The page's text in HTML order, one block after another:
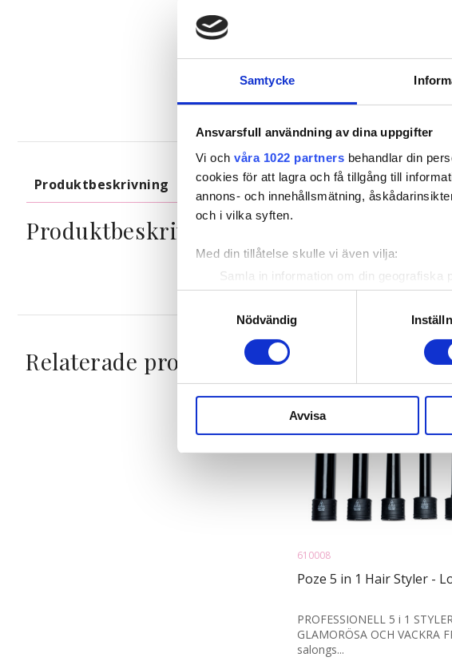
Samtycke
Ansvarsfull användning av dina uppgifter
Vi och våra 1022 partners behandlar din
cookies för att lagra och få tillgång till
annons- och innehållsmätning,
och i vilka syften.
Med din tillåtelse skulle vi även vilja:
Samla in information om din geografiska
Identifiera din enhet genom att aktivt
Ta reda på mer om hur dina personliga
sociala medier och analysera vår trafik. Vi
till de sociala medier och annons- och
med annan information som du har
Nödvändig
Avvisa
Produktbeskrivning Kvalitet & Skötsel
Produktbeskrivning
Relaterade produkter
610008
Poze 5 in 1 Hair Styler -
PROFESSIONELL 5 i 1
GLAMORÖSA OCH VACKRA
salongs...